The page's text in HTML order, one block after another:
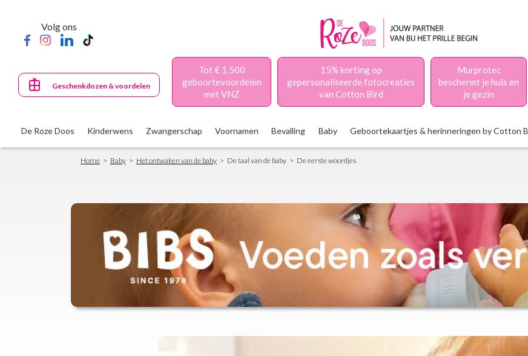
content
Volg ons
Geschenkdozen & voordelen
Tot € 1.500
geboortevoordelen
met VNZ
15% korting op
gepersonaliseerde fotocreaties
van Cotton Bird
Murprotec
beschermt je huis en
je gezin
De Roze Doos Kinderwens Zwangerschap Voornamen Bevalling Baby Geboortekaartjes & herinneringen by Cotton
Breadcrumb
Home Baby Het ontwaken van de baby De taal van de baby De eerste woordjes